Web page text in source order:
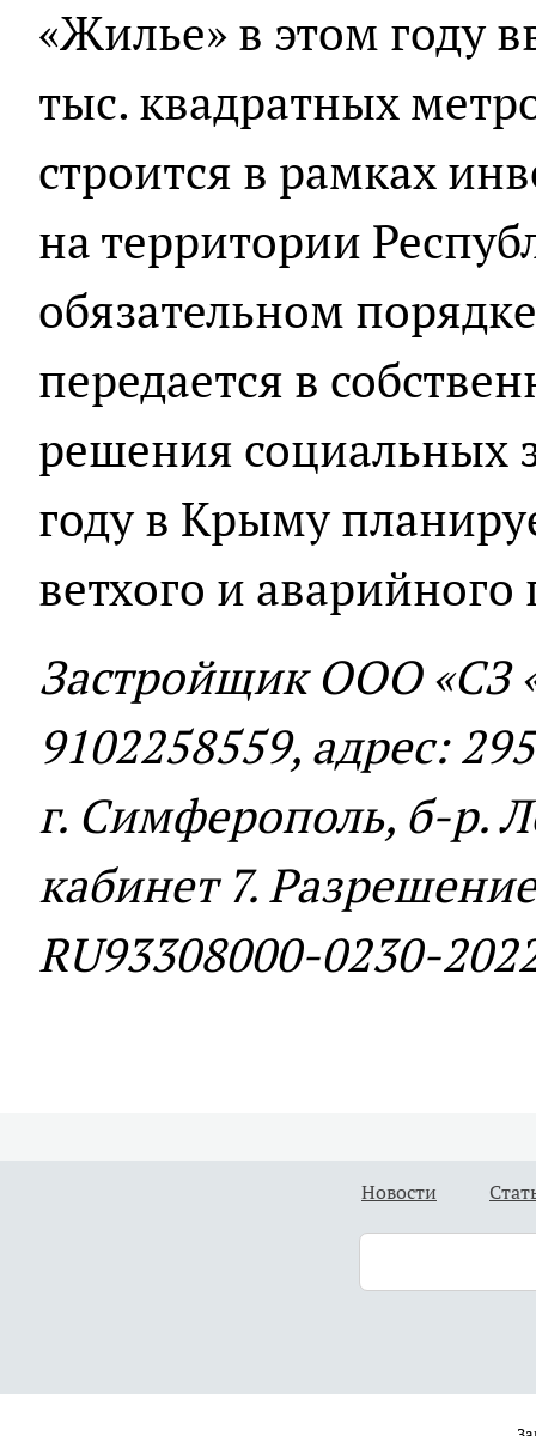
«Жилье» в этом году
тыс. квадратных
строится в рамках
на территории
обязательном
передается в
решения социальных
году в Крыму
ветхого и
Застройщик ООО «СЗ
9102258559, адрес:
г. Симферополь, б-р.
кабинет 7.
RU93308000-0230-
Новости